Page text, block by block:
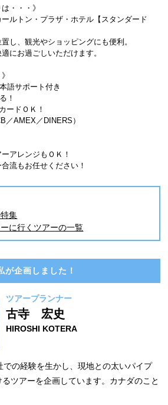
・・・》
ルトン・プラザ・ホテル【スタンダード
し、観光やショッピングにも便利。
にお過ごしいただけます。
語サポート付き
！
ードＯＫ！
／AMEX／DINERS）
アレンジもＯＫ！
流もお任せください！
集
に行くツアーの一覧
が企画しました！
ツアープランナー
古寺 宏史
HIROSHI KOTERA
での経験を生かし、現地との太いパイプ
ツアーを企画しています。カナダのこと